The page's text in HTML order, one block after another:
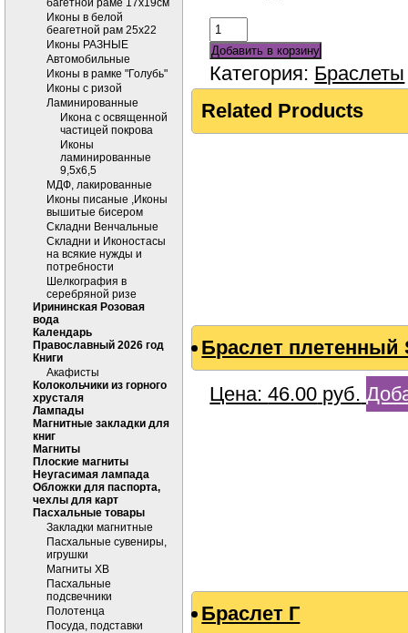
багетной раме 17х19см
Иконы в белой
беагетной рам 25х22
Иконы РАЗНЫЕ
Автомобильные
Иконы в рамке "Голубь"
Иконы с ризой
Ламинированные
Икона с освященной
частицей покрова
Иконы
ламинированные
9,5х6,5
МДФ, лакированные
Иконы писаные ,Иконы
вышитые бисером
Складни Венчальные
Складни и Иконостасы
на всякие нужды и
потребности
Шелкография в
серебряной ризе
Ирининская Розовая
вода
Календарь
Православный 2026 год
Книги
Акафисты
Колокольчики из горного
хрусталя
Лампады
Магнитные закладки для
книг
Магниты
Плоские магниты
Неугасимая лампада
Обложки для паспорта,
чехлы для карт
Пасхальные товары
Закладки магнитные
Пасхальные сувениры,
игрушки
Магниты ХВ
Пасхальные
подсвечники
Полотенца
Посуда, подставки
Добавить в корзину
Категория: Браслеты
Related Products
Браслет плетенный
Цена:46.00 руб.
Браслет Г